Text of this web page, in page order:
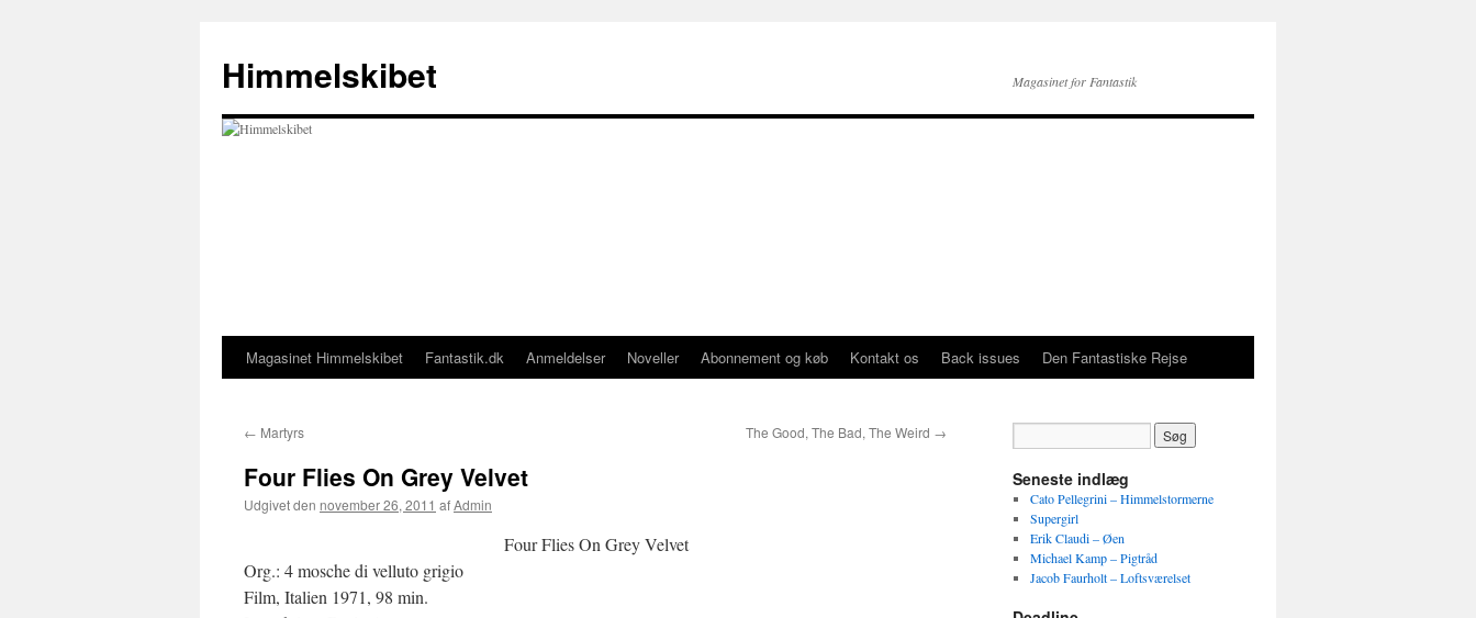
indhold
Himmelskibet Magasinet for Fantastik
Magasinet Himmelskibet Fantastik.dk Anmeldelser Noveller Abonnement og køb Kontakt os Back issues Den Fantastiske Rejse
← Martyrs The Good, The Bad, The Weird →
Four Flies On Grey Velvet
Udgivet den november 26, 2011 afAdmin
Four Flies On Grey Velvet
Org.: 4 mosche di velluto grigio
Film, Italien 1971, 98 min.
Seneste indlæg
Cato Pellegrini – Himmelstormerne
Supergirl
Erik Claudi – Øen
Michael Kamp – Pigtråd
Jacob Faurholt – Loftsværelset